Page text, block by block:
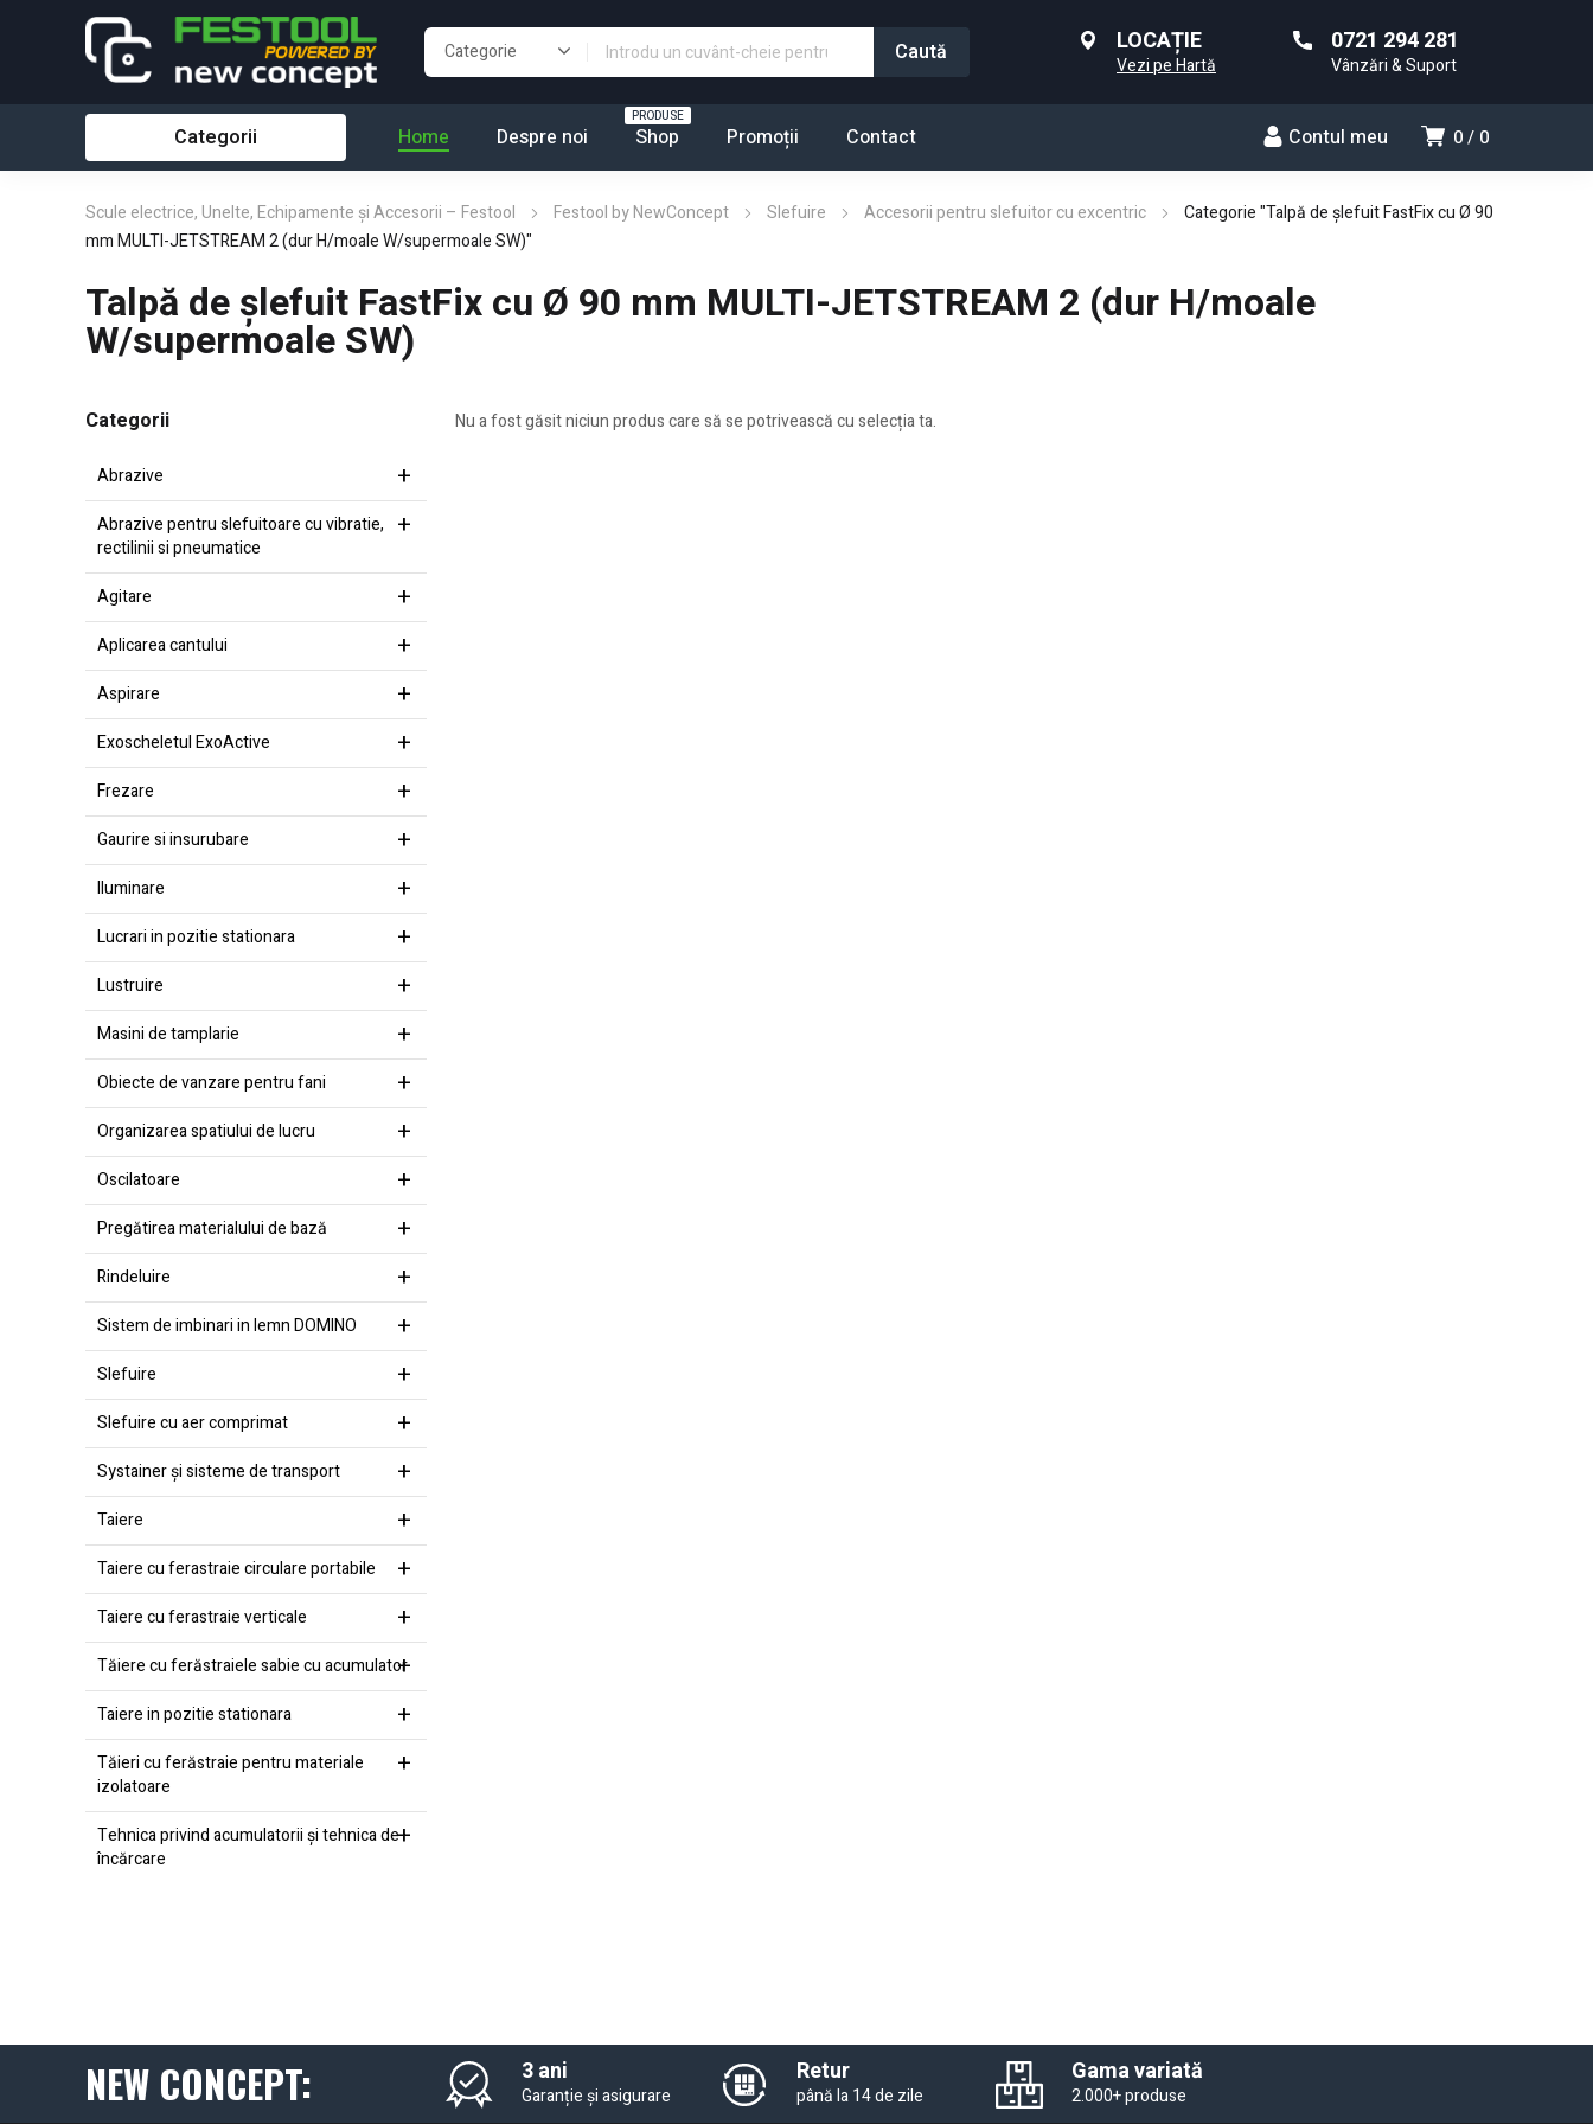
LOCAȚIE
Vezi pe Hartă
0721 294 281
Vânzări & Suport
0 0
Contul meu
Categorii Home Despre noi Shop
PRODUSE
Promoții Contact
Scule electrice, Unelte, Echipamente și Accesorii – Festool Festool by NewConcept Slefuire Accesorii pentru slefuitor cu excentric
Categorie "Talpă de şlefuit FastFix cu Ø 90
mm MULTI-JETSTREAM 2 (dur H/moale W/supermoale SW)"
Talpă de şlefuit FastFix cu Ø 90 mm MULTI-JETSTREAM 2 (dur H/moale
W/supermoale SW)
Categorii
Abrazive
Abrazive pentru slefuitoare cu vibratie,
rectilinii si pneumatice
Agitare
Aplicarea cantului
Aspirare
Exoscheletul ExoActive
Frezare
Gaurire si insurubare
Iluminare
Lucrari in pozitie stationara
Lustruire
Masini de tamplarie
Obiecte de vanzare pentru fani
Organizarea spatiului de lucru
Oscilatoare
Pregătirea materialului de bază
Rindeluire
Sistem de imbinari in lemn DOMINO
Slefuire
Slefuire cu aer comprimat
Systainer şi sisteme de transport
Taiere
Taiere cu ferastraie circulare portabile
Taiere cu ferastraie verticale
Tăiere cu ferăstraiele sabie cu acumulator
Taiere in pozitie stationara
Tăieri cu ferăstraie pentru materiale
izolatoare
Tehnica privind acumulatorii şi tehnica de
încărcare
Nu a fost găsit niciun produs care să se potrivească cu selecția ta.
NEW CONCEPT: 3 ani
Garanție și asigurare
Retur
până la 14 de zile
Gama variată
2.000+ produse